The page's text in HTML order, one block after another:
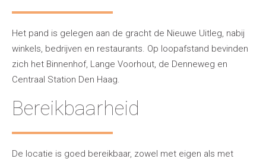
Het pand is gelegen aan de gracht de Nieuwe Uitleg, nabij
winkels, bedrijven en restaurants. Op loopafstand bevinden
zich het Binnenhof, Lange Voorhout, de Denneweg en
Centraal Station Den Haag.
Bereikbaarheid
De locatie is goed bereikbaar, zowel met eigen als met